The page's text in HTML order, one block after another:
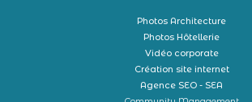
Photos Architecture
Photos Hôtellerie
Vidéo corporate
Création site internet
Agence SEO - SEA